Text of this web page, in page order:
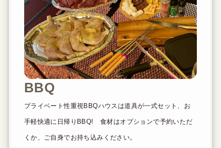
BBQ
プライベート性重視BBQハウスは道具が一式セット、お
手軽快適に日帰りBBQ! 食材はオプションで予約いただ
くか、ご自身でお持ち込みください。